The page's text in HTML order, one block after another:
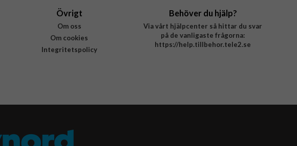
Övrigt
Om oss
Om cookies
Integritetspolicy
Behöver du hjälp?
Via vårt hjälpcenter så hittar du svar
på de vanligaste frågorna:
https://help.tillbehor.tele2.se